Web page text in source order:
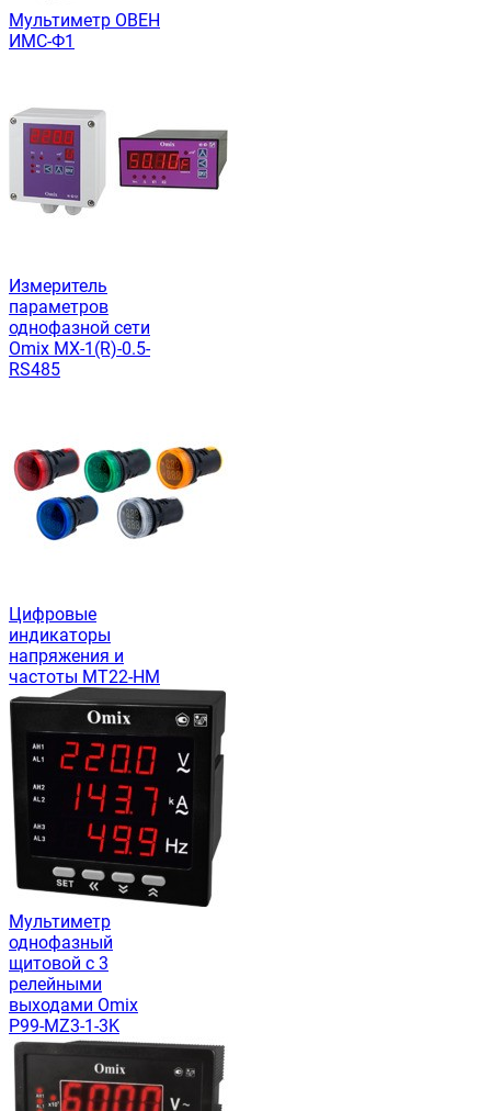
Мультиметр ОВЕН
ИМС-Ф1
Измеритель
параметров
однофазной сети
Omix MX-1(R)-0.5-
RS485
Цифровые
индикаторы
напряжения и
частоты MT22-HM
Мультиметр
однофазный
щитовой с 3
релейными
выходами Omix
P99-MZ3-1-3K